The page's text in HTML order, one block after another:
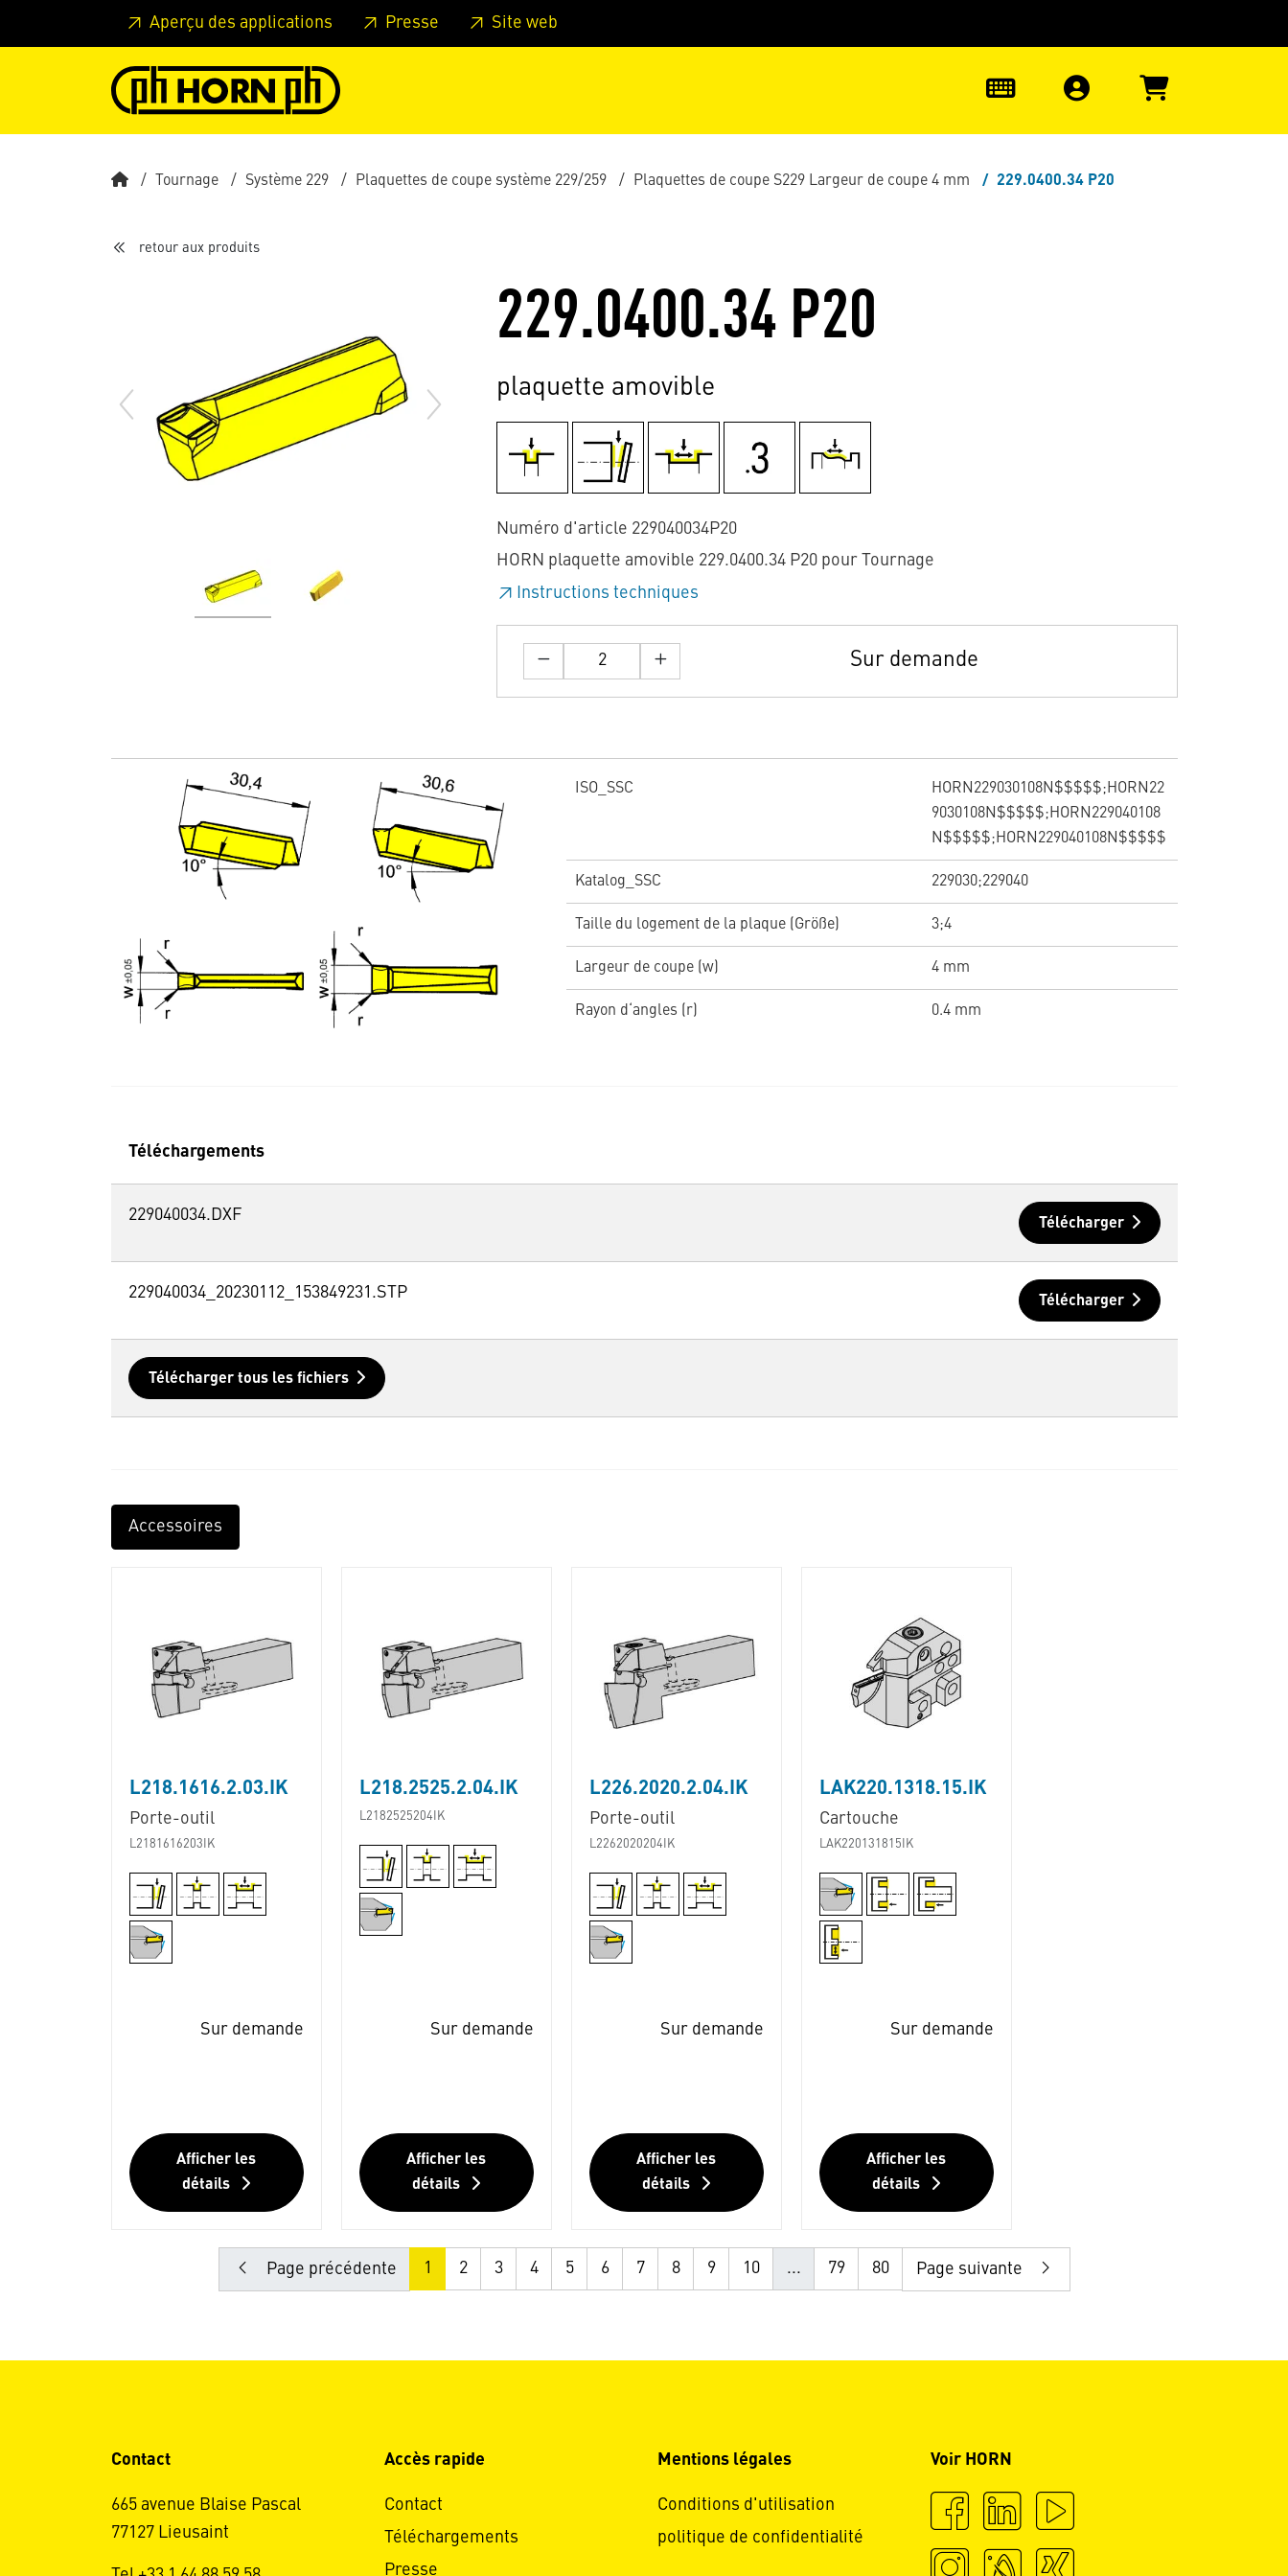
Skip to main content Passer à l'en-tête de la page Passer au pied de page
Aperçu des applications Presse Site web
Tournage Système 229 Plaquettes de coupe système 229/259 Plaquettes de coupe S229 Largeur de coupe 4 mm 229.0400.34 P20
retour aux produits
229.0400.34 P20
plaquette amovible
Numéro d'article 229040034P20
HORN plaquette amovible 229.0400.34 P20 pour Tournage
Instructions techniques
Sur demande
ISO_SSC
HORN229030108N$$$$$;HORN22
9030108N$$$$$;HORN229040108
N$$$$$;HORN229040108N$$$$$
Katalog_SSC 229030;229040
Taille du logement de la plaque (Größe) 3;4
Largeur de coupe (w) 4 mm
Rayon d‘angles (r) 0.4 mm
Téléchargements
229040034.DXF Télécharger
229040034_20230112_153849231.STP Télécharger
Télécharger tous les fichiers
Accessoires
L218.1616.2.03.IK
Porte-outil
L2181616203IK
Sur demande
Afficher les
détails
L218.2525.2.04.IK
L2182525204IK
Sur demande
Afficher les
détails
L226.2020.2.04.IK
Porte-outil
L2262020204IK
Sur demande
Afficher les
détails
LAK220.1318.15.IK
Cartouche
LAK220131815IK
Sur demande
Afficher les
détails
Page précédente 1 2 3 4 5 6 7 8 9 10 ... 79 80 Page suivante
Contact
665 avenue Blaise Pascal
77127 Lieusaint
Accès rapide
Contact
Téléchargements
Presse
Mentions légales
Conditions d'utilisation
politique de confidentialité
Voir HORN